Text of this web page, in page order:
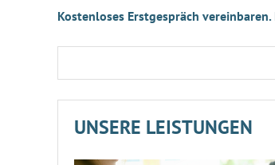
Kostenloses Erstgespräch
UNSERE LEISTUNGEN